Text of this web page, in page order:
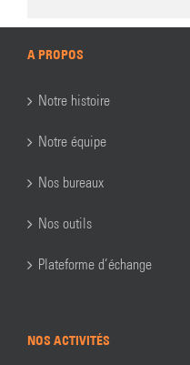
A PROPOS
Notre histoire
Notre équipe
Nos bureaux
Nos outils
Plateforme d’échange
NOS ACTIVITÉS